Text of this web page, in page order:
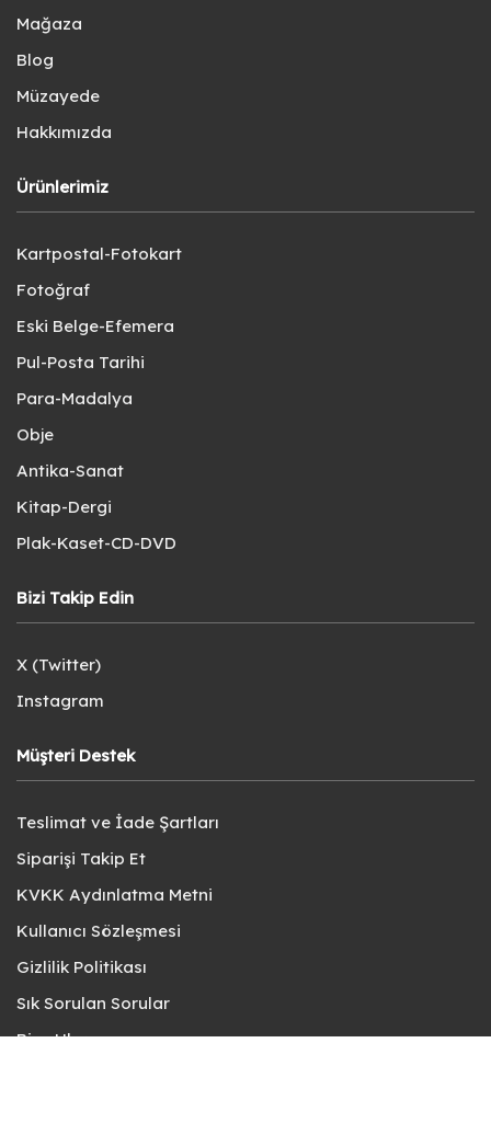
Mağaza
Blog
Müzayede
Hakkımızda
Ürünlerimiz
Kartpostal-Fotokart
Fotoğraf
Eski Belge-Efemera
Pul-Posta Tarihi
Para-Madalya
Obje
Antika-Sanat
Kitap-Dergi
Plak-Kaset-CD-DVD
Bizi Takip Edin
X (Twitter)
Instagram
Müşteri Destek
Teslimat ve İade Şartları
Siparişi Takip Et
KVKK Aydınlatma Metni
Kullanıcı Sözleşmesi
Gizlilik Politikası
Sık Sorulan Sorular
Bize Ulaşın